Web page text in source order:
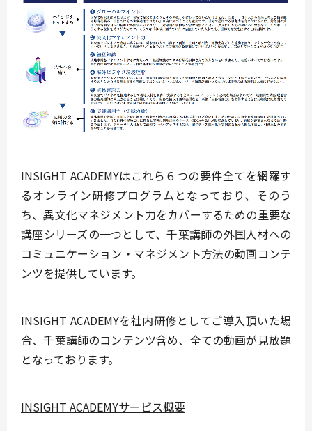
INSIGHT ACADEMYはこれら６つの要件全てを網羅す
るオンライン研修プログラムとなっており、そのう
ち、異文化マネジメント力をカバーするための重要な
講座シリーズの一つとして、千葉講師の外国人材への
コミュニケーション・マネジメント方法の動画コンテ
ンツを提供しています。
INSIGHT ACADEMYを社内研修としてご導入頂いた場
合、千葉講師のコンテンツ含め、全ての動画が見放題
となっております。
INSIGHT ACADEMYサービス概要